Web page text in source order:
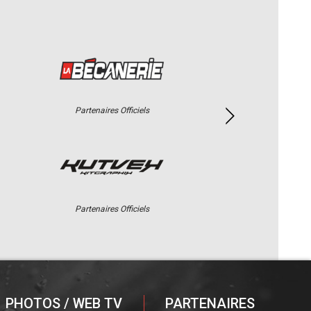
Partenaires Officiels
Partenaires Officiels
PHOTOS / WEB TV PARTENAIRES